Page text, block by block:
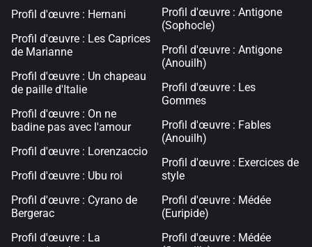
Profil d'œuvre : Hernani
Profil d'œuvre : Les Caprices
de Marianne
Profil d'œuvre : Un chapeau
de paille d'Italie
Profil d'œuvre : On ne
badine pas avec l'amour
Profil d'œuvre : Lorenzaccio
Profil d'œuvre : Ubu roi
Profil d'œuvre : Cyrano de
Bergerac
Profil d'œuvre : La
Profil d'œuvre : Antigone
(Sophocle)
Profil d'œuvre : Antigone
(Anouilh)
Profil d'œuvre : Les
Gommes
Profil d'œuvre : Fables
(Anouilh)
Profil d'œuvre : Exercices de
style
Profil d'œuvre : Médée
(Euripide)
Profil d'œuvre : Médée